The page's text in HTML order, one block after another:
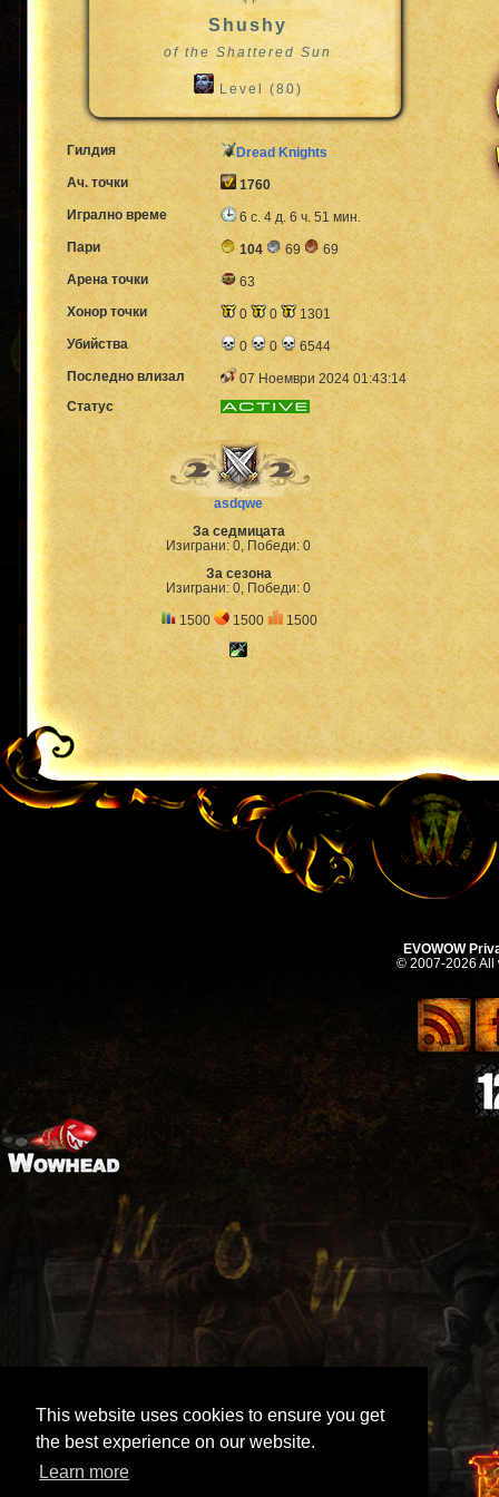
This website uses cookies to ensure you get
the best experience on our website.
Learn more
Shushy
of the Shattered Sun
Level (80)
Гилдия
Dread Knights
Ач. точки
1760
Игрално време
6 с. 4 д. 6 ч. 51 мин.
Пари
104 69
69
Арена точки
63
Хонор точки
0 0
1301
Убийства
0 0
6544
Последно влизал
07 Ноември 2024 01:43:14
Статус
asdqwe
За седмицата
Изиграни: 0, Победи: 0
За сезона
Изиграни: 0, Победи: 0
1500 1500 1500
EVOWOW
© 2007-2026 All